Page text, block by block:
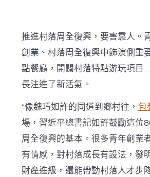
推進村落周全復興，要害靠人。
創業、村落周全復興中飾演側重
點餐廳，開闢村落特點游玩項目
長注進了新活氣。
“像魏巧如許的同道到鄉村往， 包
場，習近平總書記如許鼓勵這位
周全復興的基本。很多青年創
有情感，對村落成長有設法，發
財產進級，還能帶動村落人才步